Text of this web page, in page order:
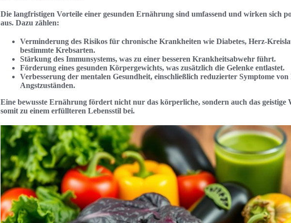
Die langfristigen Vorteile einer gesunden Ernährung sind umfassend und wirken sich
aus. Dazu zählen:
Verminderung des Risikos für chronische Krankheiten wie Diabetes, Herz-
bestimmte Krebsarten.
Stärkung des Immunsystems, was zu einer besseren Krankheitsabwehr führt.
Förderung eines gesunden Körpergewichts, was zusätzlich die Gelenke entlastet.
Verbesserung der mentalen Gesundheit, einschließlich reduzierter Symptome von
Angstzuständen.
Eine bewusste Ernährung fördert nicht nur das körperliche, sondern auch das geistige
somit zu einem erfüllteren Lebensstil bei.